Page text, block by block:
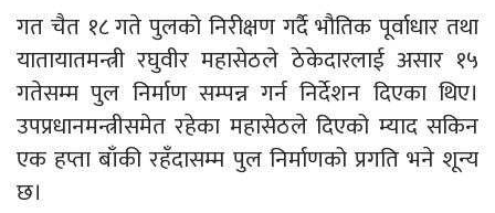
गत चैत १८ गते पुलको निरीक्षण गर्दै भौतिक पूर्वाधार तथा
यातायातमन्त्री रघुवीर महासेठले ठेकेदारलाई असार १५
गतेसम्म पुल निर्माण सम्पन्न गर्न निर्देशन दिएका थिए।
उपप्रधानमन्त्रीसमेत रहेका महासेठले दिएको म्याद सकिन
एक हप्ता बाँकी रहँदासम्म पुल निर्माणको प्रगति भने शून्य
छ।